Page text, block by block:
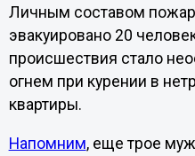
Личным составом
эвакуировано 20
происшествия стало
огнем при курении в
квартиры.
Напомним, еще трое